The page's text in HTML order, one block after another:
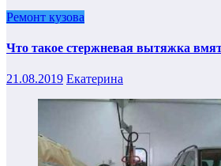
Ремонт кузова
Что такое стержневая вытяжка
21.08.2019 Екатерина